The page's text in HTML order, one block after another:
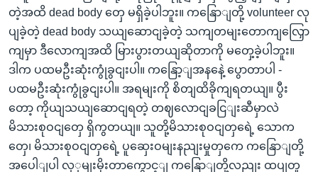
တဲ့အထိ dead body တှေ မရှိခဲ့ပါဘူး။ ကနြောျတို့ volunteer လု
ပျခဲ့တဲ့ dead body သယျဆောငျခဲ့တဲ့ သကျတမျးတောကျလြှော
ကျမှာ ဒီလောကျအထိ မြားပွားတယျဆိုတာကို မတှေ့ခဲ့ပါဘူး။
ဒါက ပထမဦးဆုံးကွုံခွငျးပါ။ ကနြော့ျအနနေဲ့ ပွောတာပါ -
ပထမဦးဆုံးကွုံခွငျးပါ။ အရမျးကို စိတျထိခိုကျရတယျ။ ပွီး
တော့ ကိုယျသယျဆောငျရတဲ့ တဈလောငျခငြျးဆီမှာလဲ
မိသားစုဝငျတှေ ရှိကွတယျ။ သူတို့မိသားစုဝငျတှရေဲ့ သောက
တှေ၊ မိသားစုဝငျတှရေဲ့ ပူဆှေးဝမျးနညျးမှုတှကေ ကနြောျတို့
အပေါျပါ လှှမျးမိုးတာကွောင့ျ ကနြောျတို့လညျး ထပျတူ